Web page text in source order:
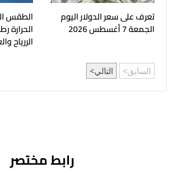
تعرف على سعر الدولار اليوم
الجمعة 7 أغسطس 2026
الطقس
الررياح
السابق التالي
رابط مختصر